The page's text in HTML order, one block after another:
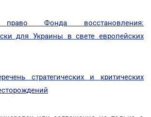
право Фонда восстановления:
для Украины в свете европейских
стратегических и критических